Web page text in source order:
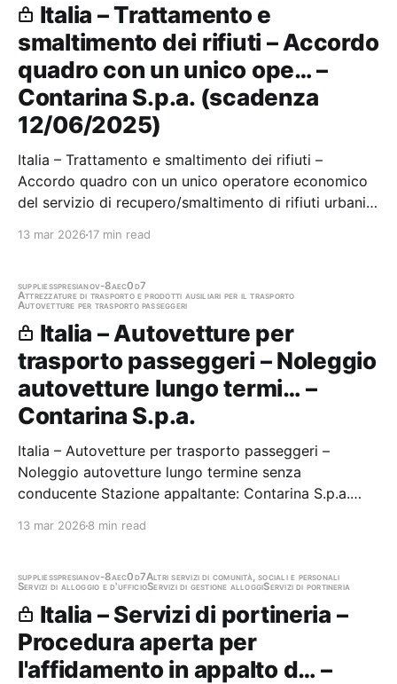
Italia – Trattamento e
smaltimento dei rifiuti – Accordo
quadro con un unico ope… –
Contarina S.p.a. (scadenza
12/06/2025)
Italia – Trattamento e smaltimento dei rifiuti –
Accordo quadro con un unico operatore economico
del servizio di recupero/smaltimento di rifiuti urbani
13 mar 2026 17 min read
suppliesspresianov-8aec0d7
Attrezzature di trasporto e prodotti ausiliari per il trasporto
Autovetture per trasporto passeggeri
Italia – Autovetture per
trasporto passeggeri – Noleggio
autovetture lungo termi… –
Contarina S.p.a.
Italia – Autovetture per trasporto passeggeri –
Noleggio autovetture lungo termine senza
conducente Stazione appaltante: Contarina S.p.a.
13 mar 2026 8 min read
suppliesspresianov-8aec0d7Altri servizi di comunità, sociali e personali
Servizi di alloggio e d'ufficioServizi di gestione alloggiServizi di portineria
Italia – Servizi di portineria –
Procedura aperta per
l'affidamento in appalto d… –